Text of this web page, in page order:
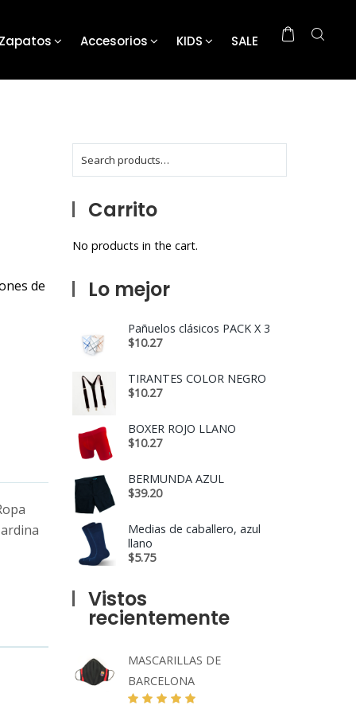
Zapatos Accesorios KIDS SALE
Carrito
No products in the cart.
Lo mejor
Pañuelos clásicos PACK X 3
$10.27
TIRANTES COLOR NEGRO
$10.27
BOXER ROJO LLANO
$10.27
BERMUNDA AZUL
$39.20
Medias de caballero, azul
llano
$5.75
Vistos
recientemente
MASCARILLAS DE
BARCELONA
de